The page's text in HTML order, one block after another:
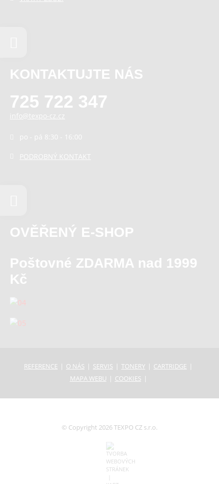
KONTAKTUJTE NÁS
725 722 347
info@texpo-cz.cz
po - pá 8:30 - 16:00
PODROBNÝ KONTAKT
OVĚŘENÝ E-SHOP
Poštovné ZDARMA nad 1999
Kč
REFERENCE O NÁS SERVIS TONERY
CARTRIDGE
MAPA WEBU
COOKIES
© Copyright 2026 TEXPO CZ s.r.o.